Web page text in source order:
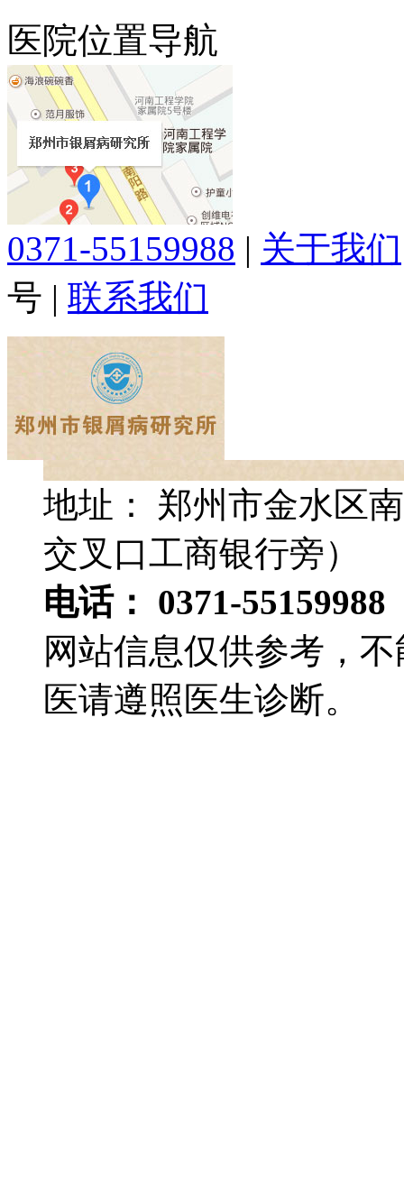
医院位置导航
0371-55159988 | 关于我们
号 | 联系我们
地址： 郑州市金水区
交叉口工商银行旁）
电话： 0371-55159988
网站信息仅供参考，
医请遵照医生诊断。